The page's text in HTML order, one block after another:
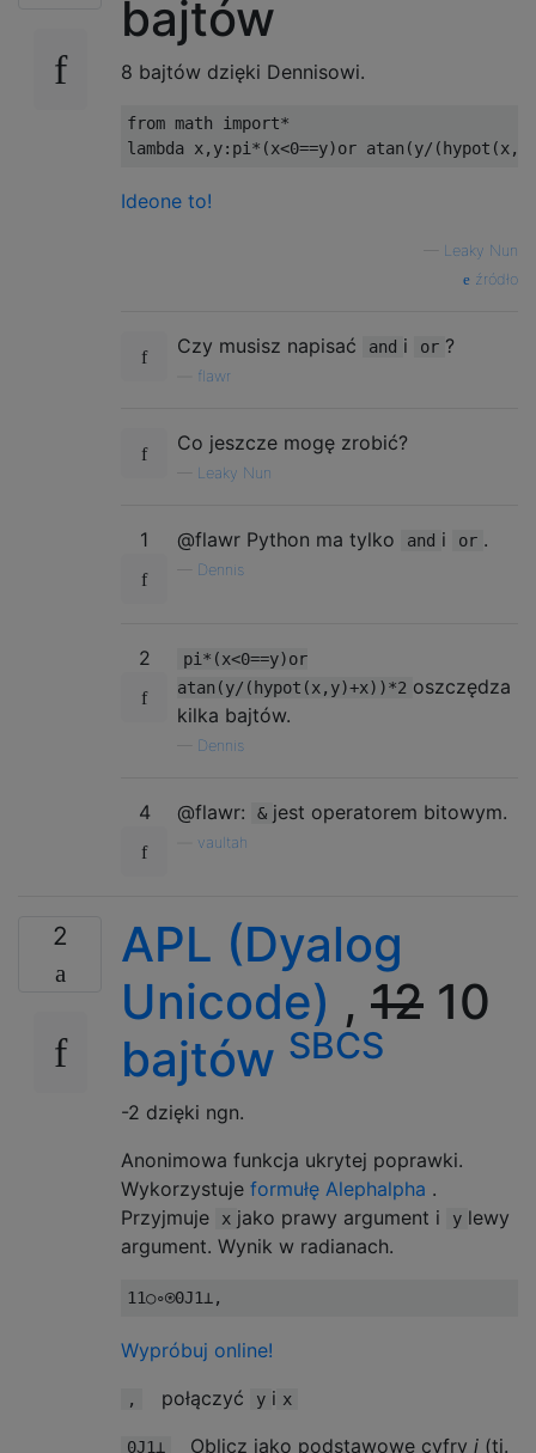
bajtów
8 bajtów dzięki Dennisowi.
from math import*
lambda x, y: pi *(x<0==y)or atan (y/( hypot (x,
Ideone to!
Leaky Nun
źródło
Czy musisz napisać and i or ?
flawr
Co jeszcze mogę zrobić?
Leaky Nun
1 @flawr Python ma tylko and i or .
Dennis
2
pi*(x<0==y)or
atan(y/(hypot(x,y)+x))*2 oszczędza
kilka bajtów.
Dennis
4 @flawr: & jest operatorem bitowym.
vaultah
2
APL (Dyalog
Unicode) , 12 10
bajtów SBCS
-2 dzięki ngn.
Anonimowa funkcja ukrytej poprawki.
Wykorzystuje formułę Alephalpha .
Przyjmuje
x jako prawy argument i y lewy
argument. Wynik w radianach.
11○∘⍟0J1 ⊥,
Wypróbuj online!
, połączyć y i x
0J1⊥ Oblicz jako podstawowe cyfry i (tj.